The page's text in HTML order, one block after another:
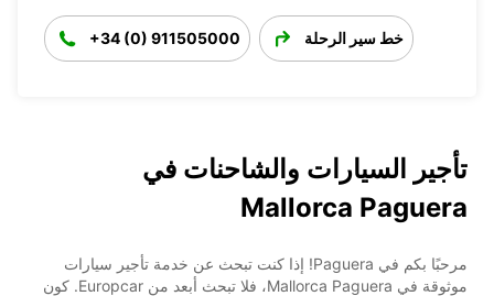
+34 (0) 911505000 خط سير الرحلة
تأجير السيارات والشاحنات في
Mallorca Paguera
مرحبًا بكم في Paguera! إذا كنت تبحث عن خدمة تأجير سيارات
موثوقة في Mallorca Paguera، فلا تبحث أبعد من Europcar. كون